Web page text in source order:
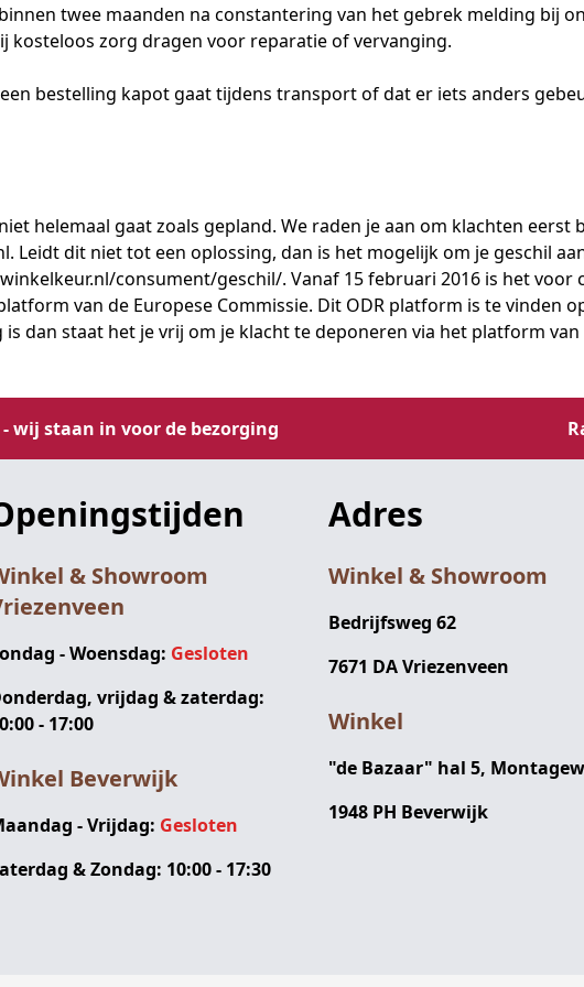
twee maanden na constantering van het gebrek melding bij
kosteloos zorg dragen voor reparatie of vervanging.
bestelling kapot gaat tijdens transport of dat er iets anders
helemaal gaat zoals gepland. We raden je aan om klachten
. Leidt dit niet tot een oplossing, dan is het mogelijk om je geschil
consument/geschil/. Vanaf 15 februari 2016 is het
van de Europese Commissie. Dit ODR platform is te vinden
dan staat het je vrij om je klacht te deponeren via het platform van
wij staan in voor de bezorging
& Showroom
- Woensdag: Gesloten
vrijdag & zaterdag:
- 17:00
Beverwijk
- Vrijdag: Gesloten
& Zondag: 10:00 - 17:30
Adres
Winkel & Showroom
Bedrijfsweg 62
7671 DA Vriezenveen
Winkel
"de Bazaar" hal 5,
1948 PH Beverwijk